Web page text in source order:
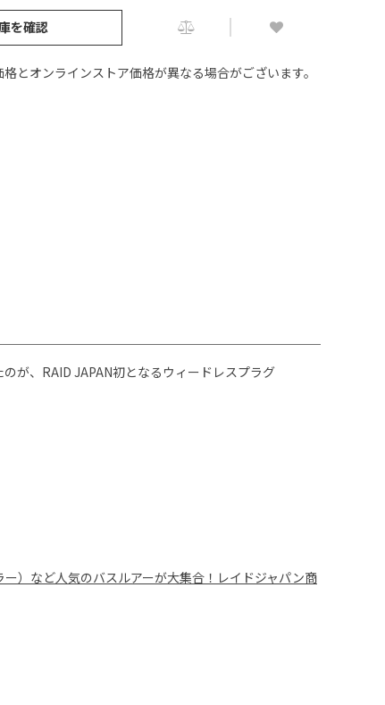
を確認
とオンラインストア価格が異なる場合がございます。
が、RAID JAPAN初となるウィードレスプラグ
）など人気のバスルアーが大集合！レイドジャパン商